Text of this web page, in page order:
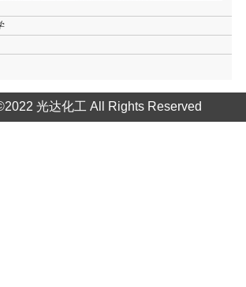
光达化工 All Rights Reserved